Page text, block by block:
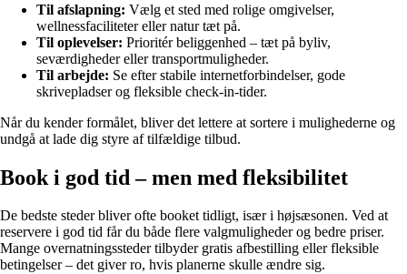
Til afslapning: Vælg et sted med rolige omgivelser,
wellnessfaciliteter eller natur tæt på.
Til oplevelser: Prioritér beliggenhed – tæt på byliv,
seværdigheder eller transportmuligheder.
Til arbejde: Se efter stabile internetforbindelser, gode
skrivepladser og fleksible check-in-tider.
Når du kender formålet, bliver det lettere at sortere i mulighederne og
undgå at lade dig styre af tilfældige tilbud.
Book i god tid – men med fleksibilitet
De bedste steder bliver ofte booket tidligt, især i højsæsonen. Ved at
reservere i god tid får du både flere valgmuligheder og bedre priser.
Mange overnatningssteder tilbyder gratis afbestilling eller fleksible
betingelser – det giver ro, hvis planerne skulle ændre sig.